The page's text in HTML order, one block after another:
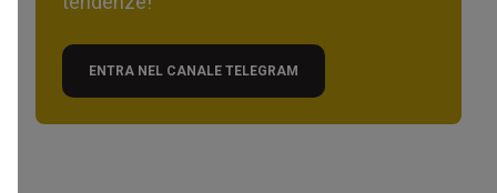
ENTRA NEL CANALE TELEGRAM